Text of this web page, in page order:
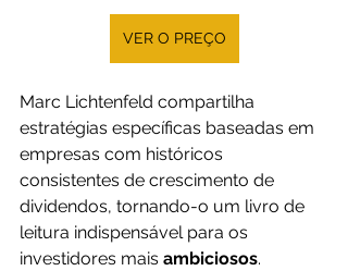
VER O PREÇO
Marc Lichtenfeld compartilha
estratégias específicas baseadas em
empresas com históricos
consistentes de crescimento de
dividendos, tornando-o um livro de
leitura indispensável para os
investidores mais ambiciosos.